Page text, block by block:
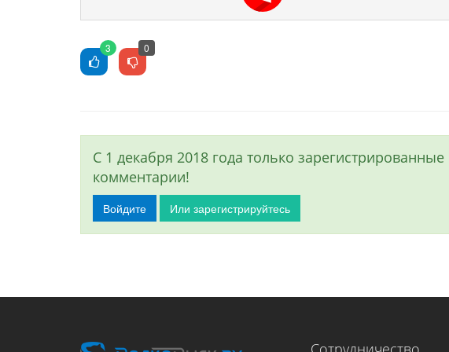
3 0
С 1 декабря 2018 года только
комментарии!
Войдите Или зарегистрируйтесь